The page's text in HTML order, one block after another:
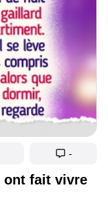
ont fait vivre
-